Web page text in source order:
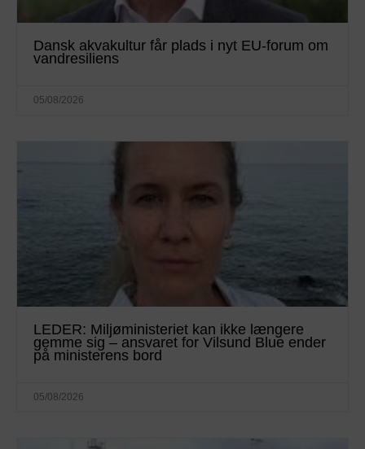
Dansk akvakultur får plads i nyt EU-forum om
vandresiliens
05/08/2026
LEDER: Miljøministeriet kan ikke længere
gemme sig – ansvaret for Vilsund Blue ender
på ministerens bord
05/08/2026